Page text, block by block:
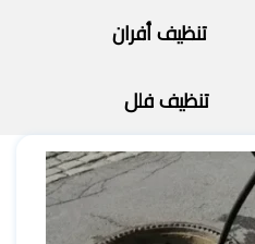
تنظيف أفران
تنظيف فلل